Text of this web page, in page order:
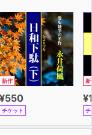
新作
¥550
チケット
新
チ